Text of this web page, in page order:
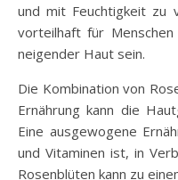
und mit Feuchtigkeit zu
vorteilhaft für
neigender Haut sein.
Die Kombination von
Ernährung kann die
Eine ausgewogene
und Vitaminen ist, in
Rosenblüten kann zu